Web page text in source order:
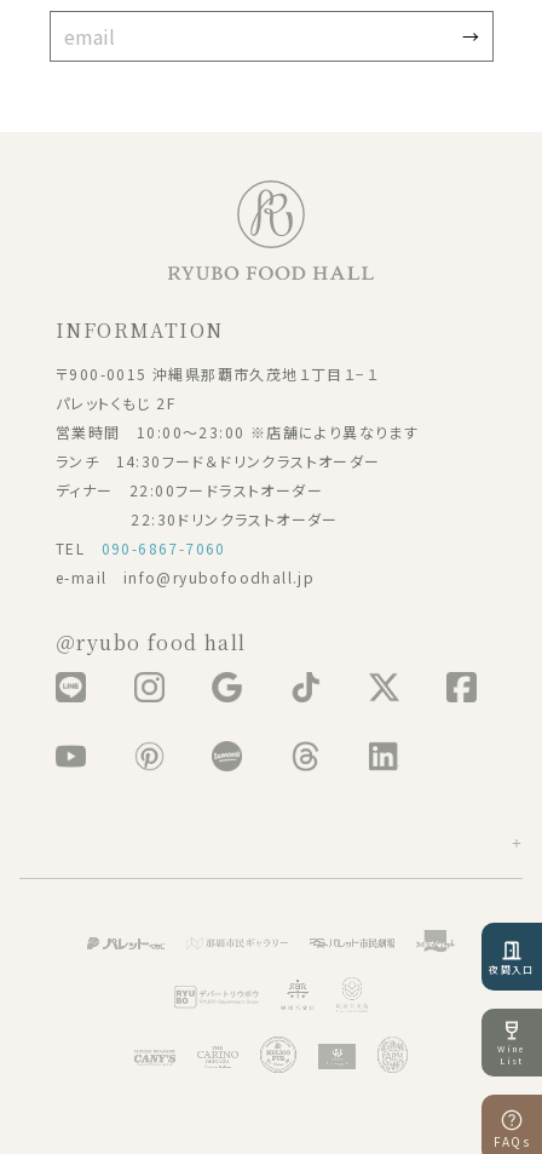
夜間入口
Wine
List
FAQs
INFORMATION
〒900-0015 沖縄県那覇市久茂地１丁目１−１
パレットくもじ 2F
営業時間 10:00～23:00 ※店舗により異なります
ランチ 14:30フード＆ドリンクラストオーダー
ディナー 22:00フードラストオーダー
22:30ドリンクラストオーダー
TEL 090-6867-7060
e-mail info@ryubofoodhall.jp
＠ryubo food hall